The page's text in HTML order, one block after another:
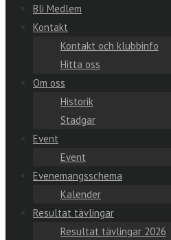
Bli Medlem
Kontakt
Kontakt och klubbinfo
Hitta oss
Om oss
Historik
Stadgar
Event
Event
Evenemangsschema
Kalender
Resultat tävlingar
Resultat tävlingar 2026